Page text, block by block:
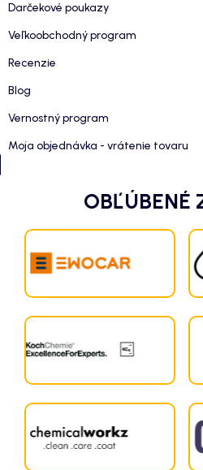
Darčekové poukazy
Veľkoobchodný program
Recenzie
Blog
Vernostný program
Moja objednávka - vrátenie tovaru
OBĽÚBENÉ